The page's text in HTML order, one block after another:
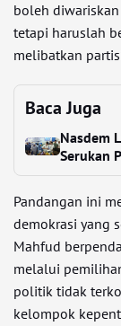
boleh
tetapi haruslah
melibatkan
Baca Juga
Nasdem
Serukan
Pandangan ini
demokrasi yang
Mahfud
melalui
politik tidak
kelompok